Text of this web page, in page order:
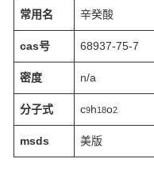
常用名 辛癸酸
cas号 68937-75-7
密度 n/a
分子式 c9h18o2
msds 美版